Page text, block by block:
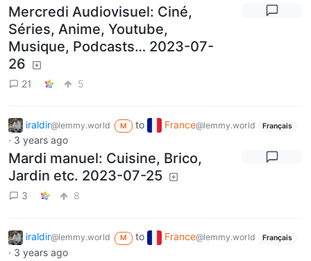
Mercredi Audiovisuel: Ciné,
Séries, Anime, Youtube,
Musique, Podcasts… 2023-07-
26
21 5
iraldir@lemmy.world M to France@lemmy.world Français
· 3 years ago
Mardi manuel: Cuisine, Brico,
Jardin etc. 2023-07-25
3 8
iraldir@lemmy.world M to France@lemmy.world Français
· 3 years ago